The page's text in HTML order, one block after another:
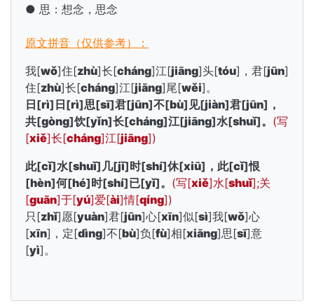
● 思：想念，思念
原文拼音（仅供参考）：
我[wǒ]住[zhù]长[cháng]江[jiāng]头[tóu]，君[jūn]
住[zhù]长[cháng]江[jiāng]尾[wěi]。
日[rì]日[rì]思[sī]君[jūn]不[bù]见[jiàn]君[jūn]，
共[gòng]饮[yǐn]长[cháng]江[jiāng]水[shuǐ]。 (写
[xiě]长[cháng]江[jiāng])
此[cǐ]水[shuǐ]几[jǐ]时[shí]休[xiū]，此[cǐ]恨
[hèn]何[hé]时[shí]已[yǐ]。 (写[xiě]水[shuǐ];关
[guān]于[yú]爱[ài]情[qíng])
只[zhǐ]愿[yuàn]君[jūn]心[xīn]似[sì]我[wǒ]心
[xīn]，定[dìng]不[bù]负[fù]相[xiāng]思[sī]意
[yì]。